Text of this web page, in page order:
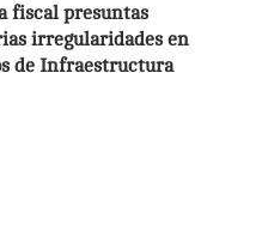
fiscal presuntas
irregularidades en
de Infraestructura